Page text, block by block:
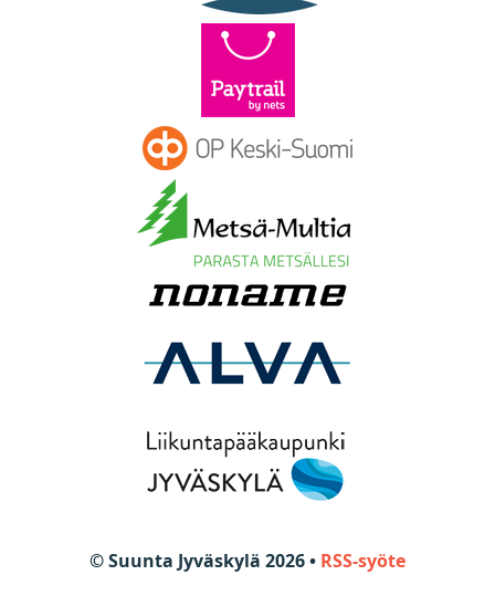
© Suunta Jyväskylä 2026 • RSS-syöte